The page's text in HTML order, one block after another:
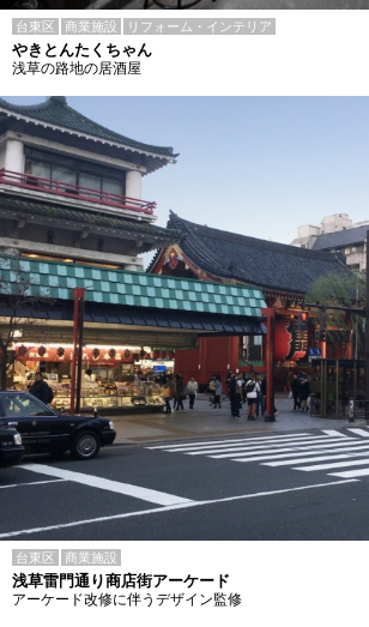
台東区 商業施設 リフォーム・インテリア
やきとんたくちゃん
浅草の路地の居酒屋
台東区 商業施設
浅草雷門通り商店街アーケード
アーケード改修に伴うデザイン監修